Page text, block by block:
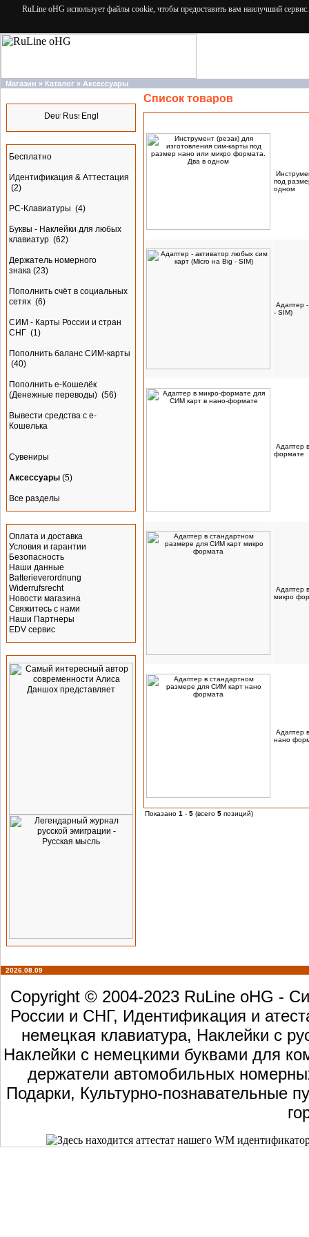
RuLine oHG использует файлы cookie, чтобы предоставить вам наилучший
Магазин » Каталог » Аксессуары
Бесплатно
Идентификация & Аттестация
(2)
PC-Клавиатуры (4)
Буквы - Наклейки для любых
клавиатур (62)
Держатель номерного
знака (23)
Пополнить счёт в социальных
сетях (6)
СИМ - Карты России и стран
СНГ (1)
Пополнить баланс СИМ-карты
(40)
Пополнить e-Кошелёк
(Денежные переводы) (56)
Вывести средства с е-
Кошелька
Сувениры
Аксессуары (5)
Все разделы
Оплата и доставка
Условия и гарантии
Безопасность
Наши данные
Batterieverordnung
Widerrufsrecht
Новости магазина
Свяжитесь с нами
Наши Партнеры
EDV сервис
Список товаров
под
одном
Адаптер
- SIM)
Адаптер
формате
Адаптер
микро
Адаптер
нано
Показано 1 - 5 (всего 5 позиций)
2026.08.09
Copyright © 2004-2023 RuLine oHG -
России и СНГ, Идентификация и
немецкая клавиатура, Наклейки с
Наклейки с немецкими буквами для
держатели автомобильных
Подарки, Культурно-познавательные